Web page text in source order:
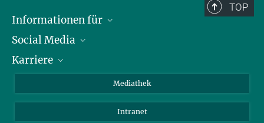
TOP
Informationen für
Journalisten
Schule
Social Media
LinkedIn
Karriere
Mediathek
Intranet